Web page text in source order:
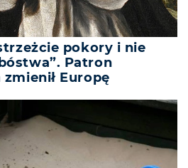
pokory i nie
Patron
Europę